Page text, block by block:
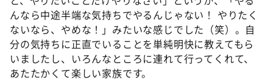
んなら中途半端な気持ちでやるんじゃない！ やりたく
ないなら、やめな！」みたいな感じでした（笑）。自
分の気持ちに正直でいることを単純明快に教えてもら
いましたし、いろんなところに連れて行ってくれて、
あたたかくて楽しい家族です。